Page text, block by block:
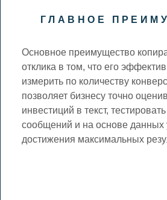
ГЛАВНОЕ
Основное преимущество
отклика в том, что его
измерить по количеству
позволяет бизнесу точно
инвестиций в текст,
сообщений и на основе данных
достижения максимальных